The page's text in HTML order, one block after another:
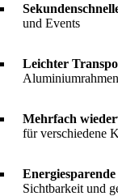
und Events
Leichter
Aluminiumrahmen
Mehrfach
für verschiedene
Sichtbarkeit und